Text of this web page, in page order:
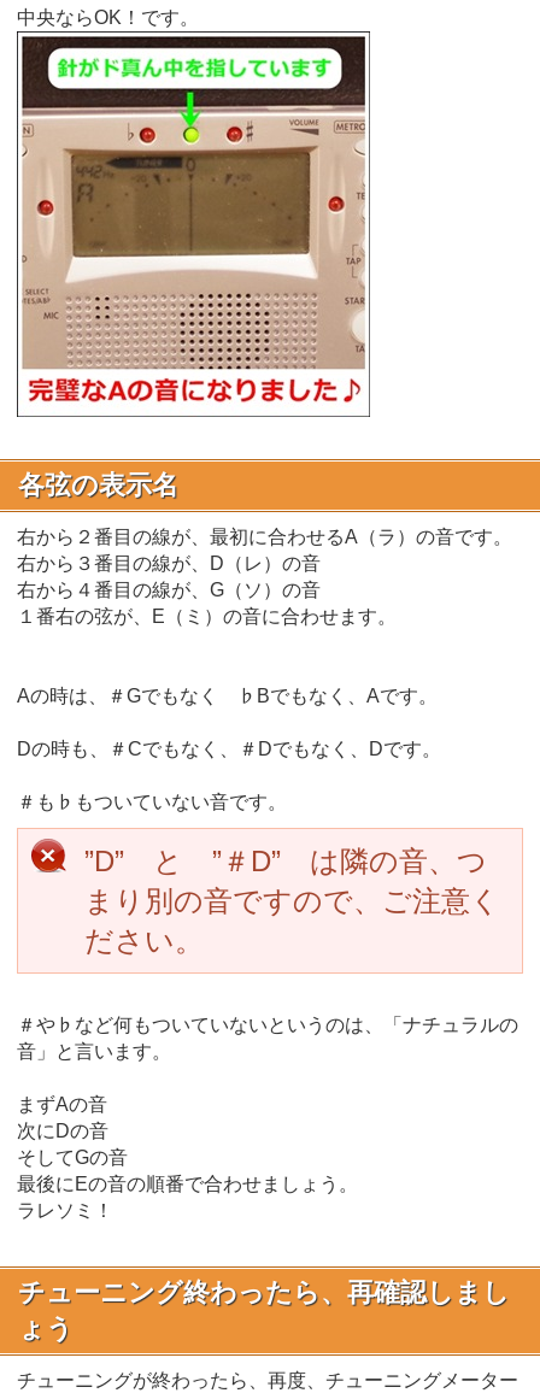
中央ならOK！です。
各弦の表示名
右から２番目の線が、最初に合わせるA（ラ）の音です。
右から３番目の線が、D（レ）の音
右から４番目の線が、G（ソ）の音
１番右の弦が、E（ミ）の音に合わせます。
Aの時は、＃Gでもなく ♭Bでもなく、Aです。
Dの時も、＃Cでもなく、＃Dでもなく、Dです。
＃も♭もついていない音です。
”D” と ”＃D” は隣の音、つ
まり別の音ですので、ご注意く
ださい。
＃や♭など何もついていないというのは、「ナチュラルの
音」と言います。
まずAの音
次にDの音
そしてGの音
最後にEの音の順番で合わせましょう。
ラレソミ！
チューニング終わったら、再確認しまし
ょう
チューニングが終わったら、再度、チューニングメーター